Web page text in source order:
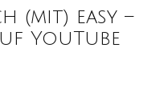
(mit) easy –
YouTube